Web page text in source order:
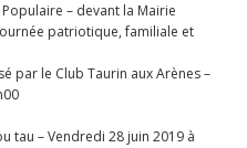
– devant la Mairie
patriotique, familiale et
par le Club Taurin aux Arènes –
tau – Vendredi 28 juin 2019 à